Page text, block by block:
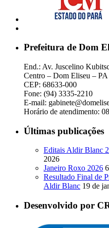
Prefeitura de Dom
End.: Av. Juscelino
Centro – Dom Eliseu – PA
CEP: 68633-000
Fone: (94) 3335-2210
E-mail:
Horário de atendimento:
Últimas publicações
Editais Aldir Blanc
2026
Janeiro Roxo 2026
Resultado Final de
Aldir Blanc 19 de
Desenvolvido por